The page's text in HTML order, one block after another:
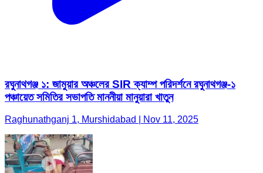
রঘুনাথগঞ্জ ১: জামুয়ার অঞ্চলের SIR ক্যাম্প পরিদর্শনে রঘুনাথগঞ্জ-১
পঞ্চায়েত সমিতির সভাপতি মাননীয়া মানুয়ারা খাতুন
Raghunathganj 1, Murshidabad | Nov 11, 2025